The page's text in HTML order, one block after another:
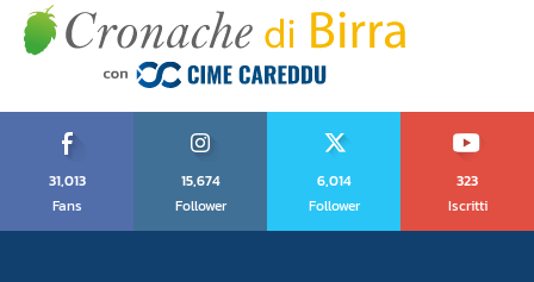
31,013
Fans
15,674
Follower
6,014
Follower
323
Iscritti